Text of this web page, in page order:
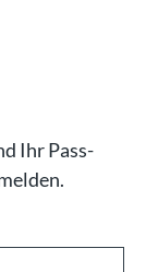
Ihr Pass­